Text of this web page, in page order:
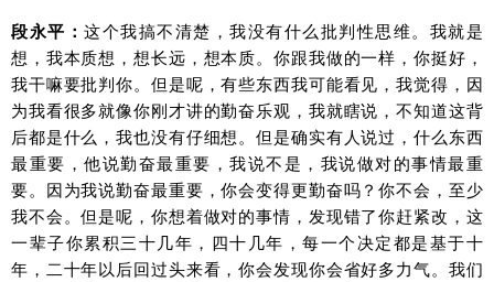
段永平：这个我搞不清楚，我没有什么批判性思维。我就是
想，我本质想，想长远，想本质。你跟我做的一样，你挺好，
我干嘛要批判你。但是呢，有些东西我可能看见，我觉得，因
为我看很多就像你刚才讲的勤奋乐观，我就瞎说，不知道这背
后都是什么，我也没有仔细想。但是确实有人说过，什么东西
最重要，他说勤奋最重要，我说不是，我说做对的事情最重
要。因为我说勤奋最重要，你会变得更勤奋吗？你不会，至少
我不会。但是呢，你想着做对的事情，发现错了你赶紧改，这
一辈子你累积三十几年，四十几年，每一个决定都是基于十
年，二十年以后回过头来看，你会发现你会省好多力气。我们